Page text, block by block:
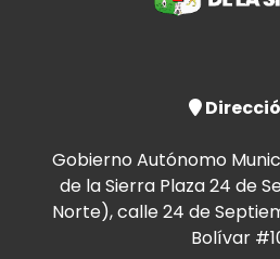
Gobierno Autónomo
de la Sierra Plaza 24 de
Norte), calle 24 de
Bolívar